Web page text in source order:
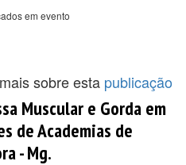
em evento
sobre esta publicação
Muscular e Gorda em
de Academias de
- Mg.